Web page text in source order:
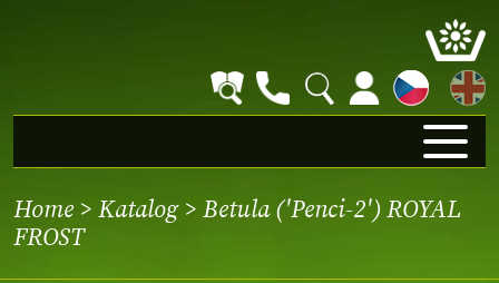
EN
Home > Katalog> Betula ('Penci-2') ROYAL
FROST